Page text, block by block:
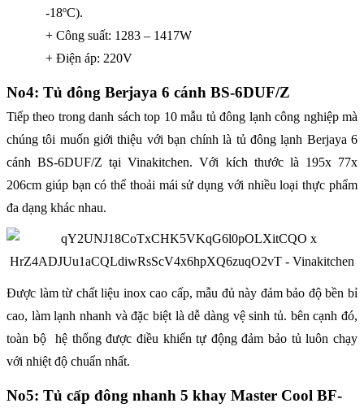
-18oC).
+ Công suất: 1283 – 1417W
+ Điện áp: 220V
No4: Tủ đông Berjaya 6 cánh BS-6DUF/Z
Tiếp theo trong danh sách top 10 mẫu tủ đông lạnh công nghiệp mà
chúng tôi muốn giới thiệu với bạn chính là tủ đông lạnh Berjaya 6
cánh BS-6DUF/Z tại Vinakitchen. Với kích thước là 195x 77x
206cm giúp bạn có thể thoải mái sử dụng với nhiều loại thực phẩm
đa dạng khác nhau.
Được làm từ chất liệu inox cao cấp, mẫu đủ này đảm bảo độ bền bỉ
cao, làm lạnh nhanh và đặc biệt là dễ dàng vệ sinh tủ. bên cạnh đó,
toàn bộ hệ thống được điều khiển tự động đảm bảo tủ luôn chạy
với nhiệt độ chuẩn nhất.
No5: Tủ cấp đông nhanh 5 khay Master Cool BF-